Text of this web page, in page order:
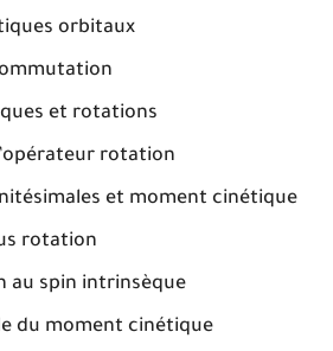
orbitaux
et rotations
rotation
et moment cinétique
rotation
au spin intrinsèque
du moment cinétique